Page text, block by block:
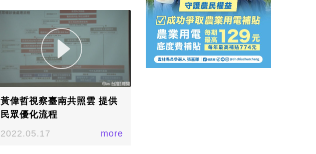
黃偉哲視察臺南共照雲 提供
民眾優化流程
2022.05.17
more